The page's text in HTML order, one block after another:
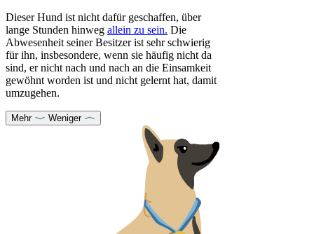
Dieser Hund ist nicht dafür geschaffen, über
lange Stunden hinweg allein zu sein. Die
Abwesenheit seiner Besitzer ist sehr schwierig
für ihn, insbesondere, wenn sie häufig nicht da
sind, er nicht nach und nach an die Einsamkeit
gewöhnt worden ist und nicht gelernt hat, damit
umzugehen.
Mehr Weniger